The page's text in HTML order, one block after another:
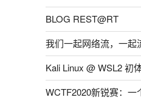
BLOG REST@RT
我们一起网络流，一起
Kali Linux @ WSL2 初
WCTF2020新锐赛：